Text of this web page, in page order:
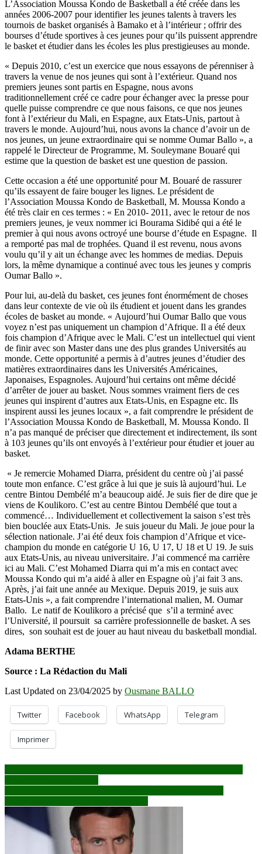
L’Association Moussa Kondo de Basketball a été créée dans les
années 2006-2007 pour identifier les jeunes talents à travers les
tournois de basket organisés à Bamako et à l’intérieur ; offrir des
bourses d’étude sportives à ces jeunes pour qu’ils puissent apprendre
le basket et étudier dans les écoles les plus prestigieuses au monde.
« Depuis 2010, c’est un exercice que nous essayons de pérenniser à
travers la venue de nos jeunes qui sont à l’extérieur. Quand nos
premiers jeunes sont partis en Espagne, nous avons
traditionnellement créé ce cadre pour échanger avec la presse pour
quelle puisse comprendre ce que nous faisons, ce que nos jeunes
font à l’extérieur du Mali, en Espagne, aux Etats-Unis, partout à
travers le monde. Aujourd’hui, nous avons la chance d’avoir un de
nos jeunes, un jeune extraordinaire qui se nomme Oumar Ballo », a
rappelé le Directeur de Programme, M. Souleymane Bouaré qui
estime que la question de basket est une question de passion.
Cette occasion a été une opportunité pour M. Bouaré de rassurer
qu’ils essayent de faire bouger les lignes. Le président de
l’Association Moussa Kondo de Basketball, M. Moussa Kondo a
été très clair en ces termes : « En 2010- 2011, avec le retour de nos
premiers jeunes, je veux nommer ici Bourama Sidibé qui a été le
premier à qui nous avons octroyé une bourse d’étude en Espagne. Il
a remporté pas mal de trophées. Quand il est revenu, nous avons
voulu qu’il y ait un échange avec les hommes de medias. Depuis
lors, la même dynamique a continué avec tous les jeunes y compris
Oumar Ballo ».
Pour lui, au-delà du basket, ces jeunes font énormément de choses
dans leur contexte de vie où ils étudient et jouent dans les grandes
écoles de basket au monde. « Aujourd’hui Oumar Ballo que vous
voyez n’est pas uniquement un champion d’Afrique. Il a été deux
fois champion d’Afrique avec le Mali. C’est un intellectuel qui vient
de finir avec son Master dans une des plus grandes Universités au
monde. Cette opportunité a permis à d’autres jeunes d’étudier des
matières extraordinaires dans les Universités Américaines,
Japonaises, Espagnoles. Aujourd’hui certains ont même décidé
d’arrêter de jouer au basket. Nous sommes vraiment fiers de ces
jeunes qui inspirent d’autres aux Etats-Unis, en Espagne etc. Ils
inspirent aussi les jeunes locaux », a fait comprendre le président de
l’Association Moussa Kondo de Basketball, M. Moussa Kondo. Il
n’a pas manqué de préciser que directement et indirectement, ils sont
à 103 jeunes qu’ils ont envoyés à l’extérieur pour étudier et jouer au
basket.
« Je remercie Mohamed Diarra, président du centre où j’ai passé
toute mon enfance. C’est grâce à lui que je suis là aujourd’hui. Le
centre Bintou Dembélé m’a beaucoup aidé. Je suis fier de dire que je
viens de Koulikoro. C’est au centre Bintou Dembélé que tout a
commencé… Individuellement et collectivement la saison s’est très
bien bouclée aux Etats-Unis. Je suis joueur du Mali. Je joue pour la
sélection nationale. J’ai été deux fois champion d’Afrique et vice-
champion du monde en catégorie U 16, U 17, U 18 et U 19. Je suis
aux Etats-Unis, au niveau universitaire. J’ai commencé ma carrière
ici au Mali. C’est Mohamed Diarra qui m’a mis en contact avec
Moussa Kondo qui m’a aidé à aller en Espagne où j’ai fait 3 ans.
Après, j’ai fait une année au Mexique. Depuis 2019, je suis aux
Etats-Unis », a fait comprendre l’international malien, M. Oumar
Ballo. Le natif de Koulikoro a précisé que s’il a terminé avec
l’Université, il poursuit sa carrière professionnelle de basket. A ses
dires, son souhait est de jouer au haut niveau du basketball mondial.
Adama BERTHE
Source : La Rédaction du Mali
Last Updated on 23/04/2025 by Ousmane BALLO
Twitter Facebook WhatsApp Telegram
Imprimer
Navigation
de
l’article